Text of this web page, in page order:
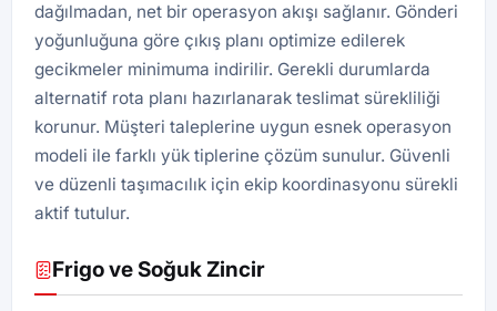
dağılmadan, net bir operasyon akışı sağlanır. Gönderi
yoğunluğuna göre çıkış planı optimize edilerek
gecikmeler minimuma indirilir. Gerekli durumlarda
alternatif rota planı hazırlanarak teslimat sürekliliği
korunur. Müşteri taleplerine uygun esnek operasyon
modeli ile farklı yük tiplerine çözüm sunulur. Güvenli
ve düzenli taşımacılık için ekip koordinasyonu sürekli
aktif tutulur.
Frigo ve Soğuk Zincir